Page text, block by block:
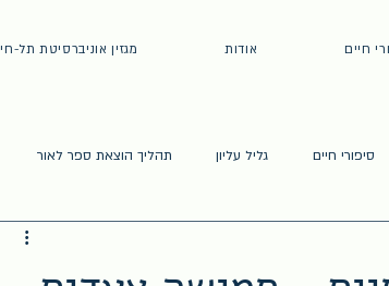
מגזין אוניברסיטת תל-חי אודות חיים
סיפורי חיים גליל עליון תהליך הוצאת ספר לאור